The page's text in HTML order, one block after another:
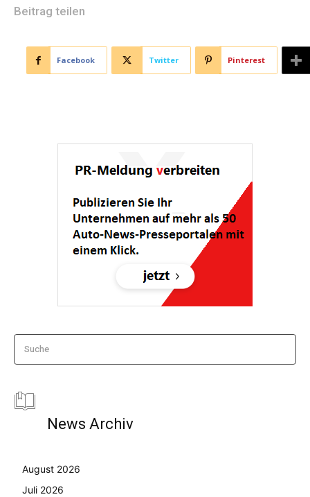
Beitrag teilen
Facebook Twitter Pinterest
Suche
News Archiv
August 2026
Juli 2026